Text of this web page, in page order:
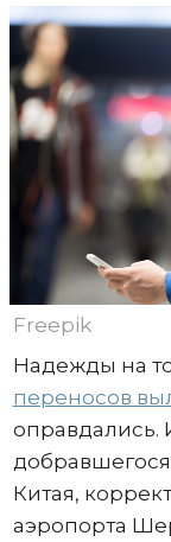
Freepik
Надежды на
переносов
оправдались.
Китая,
аэропорта